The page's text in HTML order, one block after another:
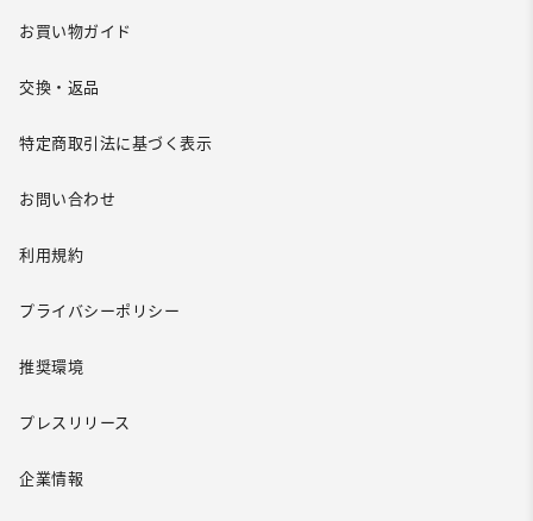
お買い物ガイド
交換・返品
特定商取引法に基づく表示
お問い合わせ
利用規約
プライバシーポリシー
推奨環境
プレスリリース
企業情報